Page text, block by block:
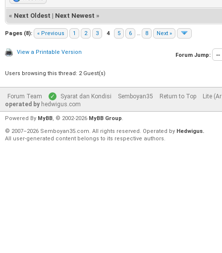
« Next Oldest | Next Newest »
Pages (8): « Previous 1 2 3 4 5 6 … 8 Next »
View a Printable Version Forum Jump:
Users browsing this thread: 2 Guest(s)
Forum Team Syarat dan Kondisi Semboyan35 Return to Top
Lite
operated by hedwigus.com
Powered By MyBB, © 2002-2026 MyBB Group.
© 2007–2026 Semboyan35.com. All rights reserved. Operated by Hedwigus.
All user-generated content belongs to its respective authors.